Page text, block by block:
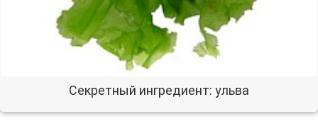
Секретный ингредиент: ульва